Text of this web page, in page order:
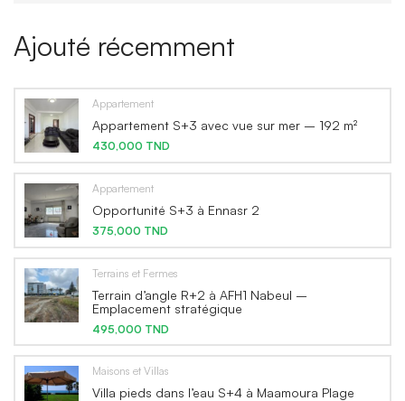
Ajouté récemment
Appartement
Appartement S+3 avec vue sur mer – 192 m²
430,000 TND
Appartement
Opportunité S+3 à Ennasr 2
375,000 TND
Terrains et Fermes
Terrain d’angle R+2 à AFH1 Nabeul –
Emplacement stratégique
495,000 TND
Maisons et Villas
Villa pieds dans l’eau S+4 à Maamoura Plage